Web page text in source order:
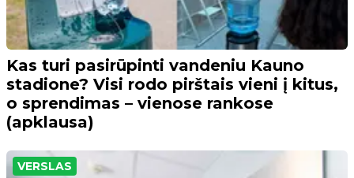
Kas turi pasirūpinti vandeniu Kauno
stadione? Visi rodo pirštais vieni į kitus,
o sprendimas – vienose rankose
(apklausa)
VERSLAS